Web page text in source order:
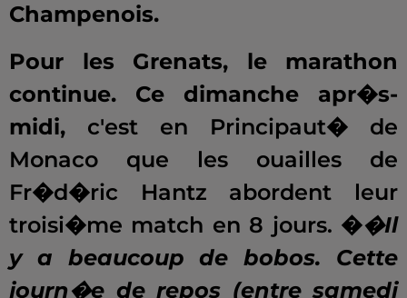
Champenois.
Pour les Grenats, le marathon
continue. Ce dimanche apr�s-
midi, c'est en Principaut� de
Monaco que les ouailles de
Fr�d�ric Hantz abordent leur
troisi�me match en 8 jours. ��Il
y a beaucoup de bobos. Cette
journ�e de repos (entre samedi